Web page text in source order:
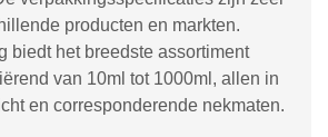
producten en markten.
biedt het breedste assortiment
van 10ml tot 1000ml, allen in
en corresponderende nekmaten.